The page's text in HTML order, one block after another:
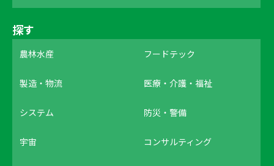
探す
農林水産 フードテック
製造・物流 医療・介護・福祉
システム 防災・警備
宇宙 コンサルティング